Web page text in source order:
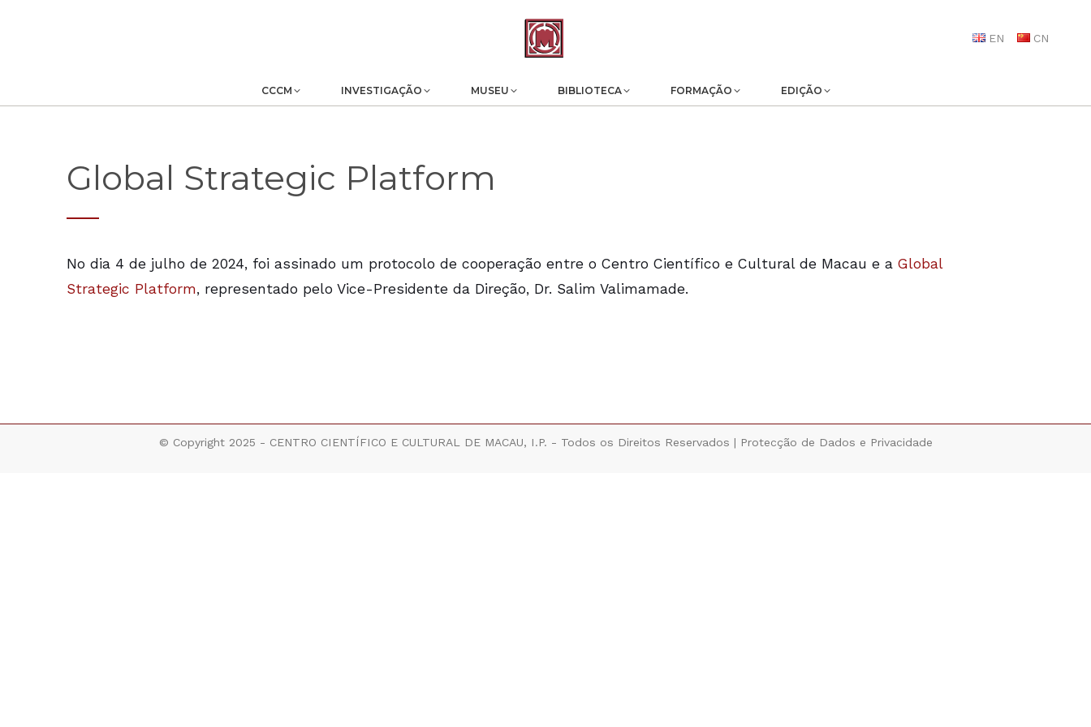
EN CN
CCCM INVESTIGAÇÃO MUSEU BIBLIOTECA FORMAÇÃO EDIÇÃO
Global Strategic Platform
No dia 4 de julho de 2024, foi assinado um protocolo de cooperação entre o Centro Científico e Cultural de Macau e a Global
Strategic Platform, representado pelo Vice-Presidente da Direção, Dr. Salim Valimamade.
© Copyright 2025 - CENTRO CIENTÍFICO E CULTURAL DE MACAU, I.P. - Todos os Direitos Reservados | Protecção de Dados e Privacidade